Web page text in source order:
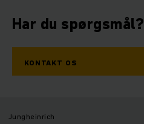
Har du spørgsmål?
KONTAKT OS
Jungheinrich